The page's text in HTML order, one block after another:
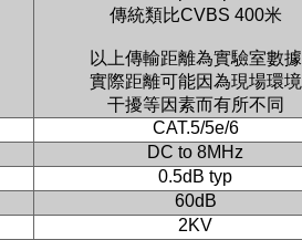
傳統類比CVBS 400米
以上傳輸距離為實驗室數據
實際距離可能因為現場環境
干擾等因素而有所不同
CAT.5/5e/6
DC to 8MHz
0.5dB typ
60dB
2KV